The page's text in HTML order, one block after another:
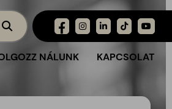
NÁLUNK KAPCSOLAT